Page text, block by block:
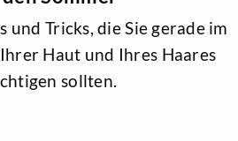
und Tricks, die Sie gerade im
Haut und Ihres Haares
sollten.